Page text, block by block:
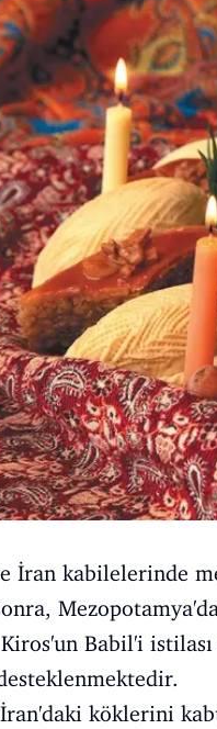
İran kabilelerinde
Babil'i
köklerini